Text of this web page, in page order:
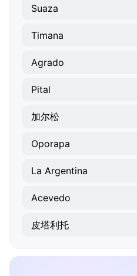
Suaza
Timana
Agrado
Pital
加尔松
Oporapa
La Argentina
Acevedo
皮塔利托